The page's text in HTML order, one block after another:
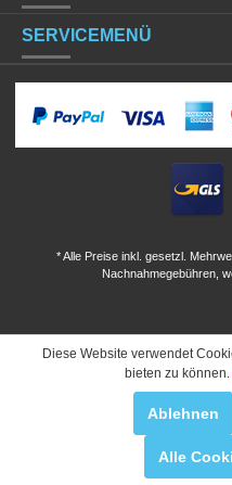
SERVICEMENÜ
* Alle Preise inkl. gesetzl.
Nachnahmegebühren,
Diese Website verwendet
bieten zu können.
Ablehnen
Alle